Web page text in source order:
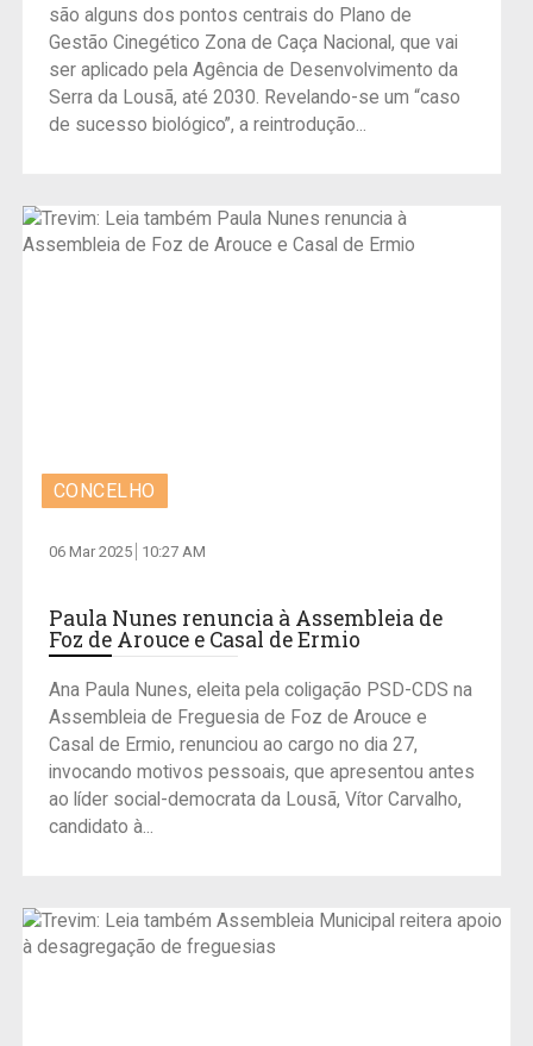
são alguns dos pontos centrais do Plano de
Gestão Cinegético Zona de Caça Nacional, que vai
ser aplicado pela Agência de Desenvolvimento da
Serra da Lousã, até 2030. Revelando-se um “caso
de sucesso biológico”, a reintrodução...
CONCELHO
06 Mar 2025 10:27 AM
Paula Nunes renuncia à Assembleia de
Foz de Arouce e Casal de Ermio
Ana Paula Nunes, eleita pela coligação PSD-CDS na
Assembleia de Freguesia de Foz de Arouce e
Casal de Ermio, renunciou ao cargo no dia 27,
invocando motivos pessoais, que apresentou antes
ao líder social-democrata da Lousã, Vítor Carvalho,
candidato à...